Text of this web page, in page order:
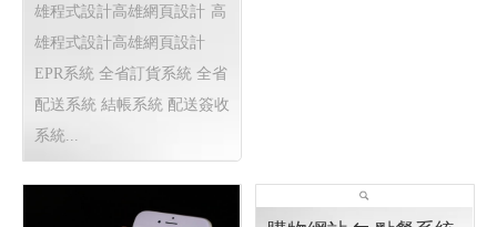
雄程式設計高雄網頁設計 高
雄程式設計高雄網頁設計
EPR系統 全省訂貨系統 全省
配送系統 結帳系統 配送簽收
系統...